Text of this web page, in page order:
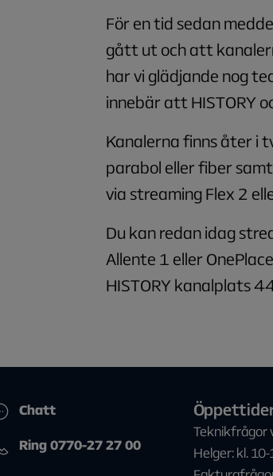
För en tid sedan
gått ut och att
har vi glädjande nog
innebär att HISTORY
Kanalerna finns åter i
parabol eller fiber
via streaming Flex 2
Du kan redan idag
Allente 1 eller
HISTORY kanalplats
Chatt
Ring 0770-27 27 00
Teknikfrågor
Helger: kl.